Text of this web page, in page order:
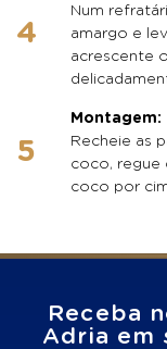
Num
amargo e
acrescente
Montagem:
Recheie as
coco, regue
coco por
Receba
Adria em